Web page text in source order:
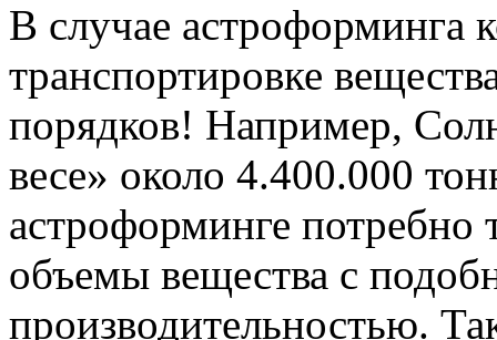
В случае астроформинга
транспортировке
порядков! Например,
весе» около 4.400.000
астроформинге потребно
объемы вещества с
производительностью.